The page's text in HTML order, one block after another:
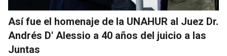
Así fue el homenaje de la UNAHUR al Juez Dr.
Andrés D' Alessio a 40 años del juicio a las
Juntas